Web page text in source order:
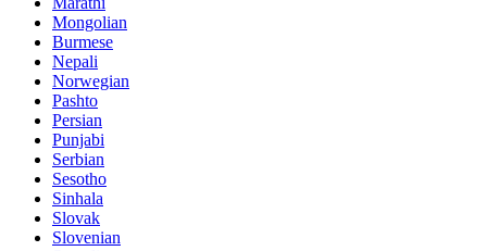
Mongolian
Burmese
Nepali
Norwegian
Pashto
Persian
Punjabi
Serbian
Sesotho
Sinhala
Slovak
Slovenian